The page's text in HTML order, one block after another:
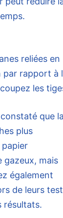
reliées en
par rapport à
les
que la
plus
gazeux, mais
également
de leurs
résultats.